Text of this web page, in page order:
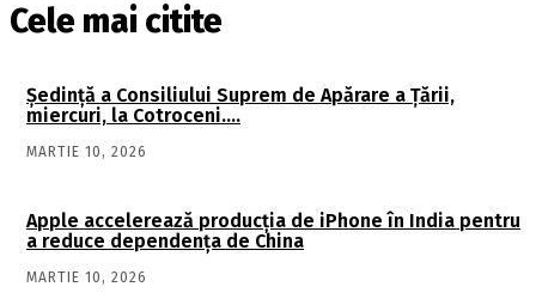
Cele mai citite
Şedinţă a Consiliului Suprem de Apărare a Ţării,
miercuri, la Cotroceni….
MARTIE 10, 2026
Apple accelerează producția de iPhone în India pentru
a reduce dependența de China
MARTIE 10, 2026